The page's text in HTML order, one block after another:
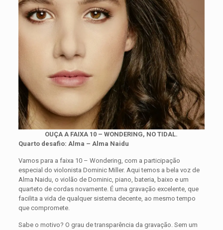
OUÇA A FAIXA 10 – WONDERING, NO TIDAL.
Quarto desafio: Alma – Alma Naidu
Vamos para a faixa 10 – Wondering, com a participação
especial do violonista Dominic Miller. Aqui temos a bela voz de
Alma Naidu, o violão de Dominic, piano, bateria, baixo e um
quarteto de cordas novamente. É uma gravação excelente, que
facilita a vida de qualquer sistema decente, ao mesmo tempo
que compromete.
Sabe o motivo? O grau de transparência da gravação. Sem um